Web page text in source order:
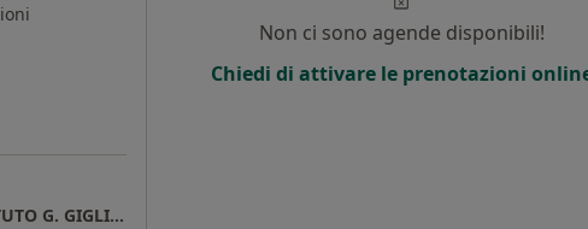
OSPEDALE GIGLIO- FONDAZIONE ISTITUTO G. GIGLIO DI CEFALU
Non ci sono agende disponibili!
Chiedi di attivare le prenotazioni